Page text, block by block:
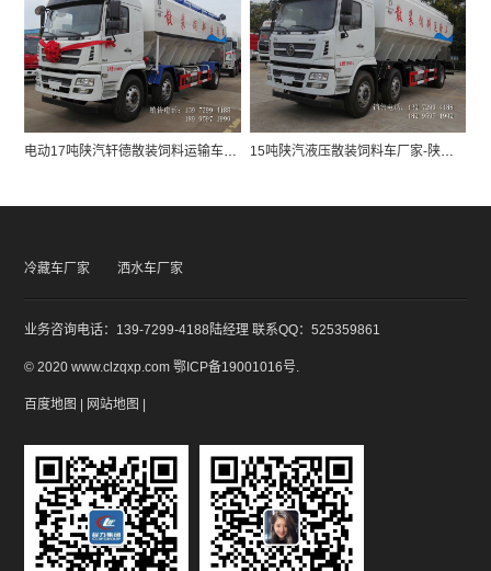
电动17吨陕汽轩德散装饲料运输车厂家报价配置 ​15吨陕汽液压散装饲料车厂家-陕汽轩德X6小三轴散装饲料车价格
冷藏车厂家 洒水车厂家
业务咨询电话：139-7299-4188陆经理 联系QQ：525359861
© 2020 www.clzqxp.com鄂ICP备19001016号.
百度地图 网站地图